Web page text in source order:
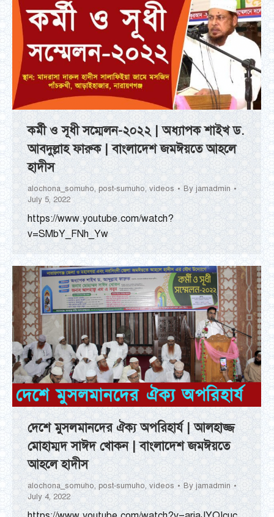
কর্মী ও সূধী সম্মেলন-২০২২ | অধ্যাপক শাইখ ড.
আবদুল্লাহ ফারুক | বাংলাদেশ জমঈয়তে আহলে
হাদীস
alochona_somuho, post-sumuho, videos By jamadmin
July 5, 2022
https://www.youtube.com/watch?
v=SMbY_FNh_Yw
দেশে মুসলমানদের ঐক্য অপরিহার্য | আলহাজ্জ
মোহাম্মদ সাঈদ খোকন | বাংলাদেশ জমঈয়তে
আহলে হাদীস
alochona_somuho, post-sumuho, videos By jamadmin
July 4, 2022